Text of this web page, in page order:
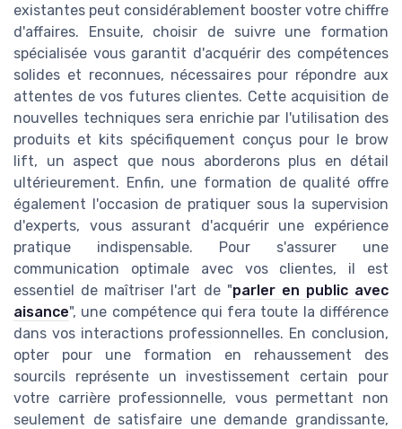
existantes peut considérablement booster votre chiffre
d'affaires. Ensuite, choisir de suivre une formation
spécialisée vous garantit d'acquérir des compétences
solides et reconnues, nécessaires pour répondre aux
attentes de vos futures clientes. Cette acquisition de
nouvelles techniques sera enrichie par l'utilisation des
produits et kits spécifiquement conçus pour le brow
lift, un aspect que nous aborderons plus en détail
ultérieurement. Enfin, une formation de qualité offre
également l'occasion de pratiquer sous la supervision
d'experts, vous assurant d'acquérir une expérience
pratique indispensable. Pour s'assurer une
communication optimale avec vos clientes, il est
essentiel de maîtriser l'art de "parler en public avec
aisance", une compétence qui fera toute la différence
dans vos interactions professionnelles. En conclusion,
opter pour une formation en rehaussement des
sourcils représente un investissement certain pour
votre carrière professionnelle, vous permettant non
seulement de satisfaire une demande grandissante,